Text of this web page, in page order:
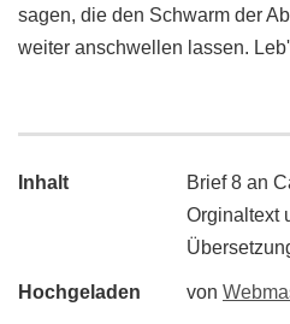
sagen, die den Schwarm der
weiter anschwellen lassen.
Inhalt
Brief 8 an
Orginaltext
Hochgeladen von